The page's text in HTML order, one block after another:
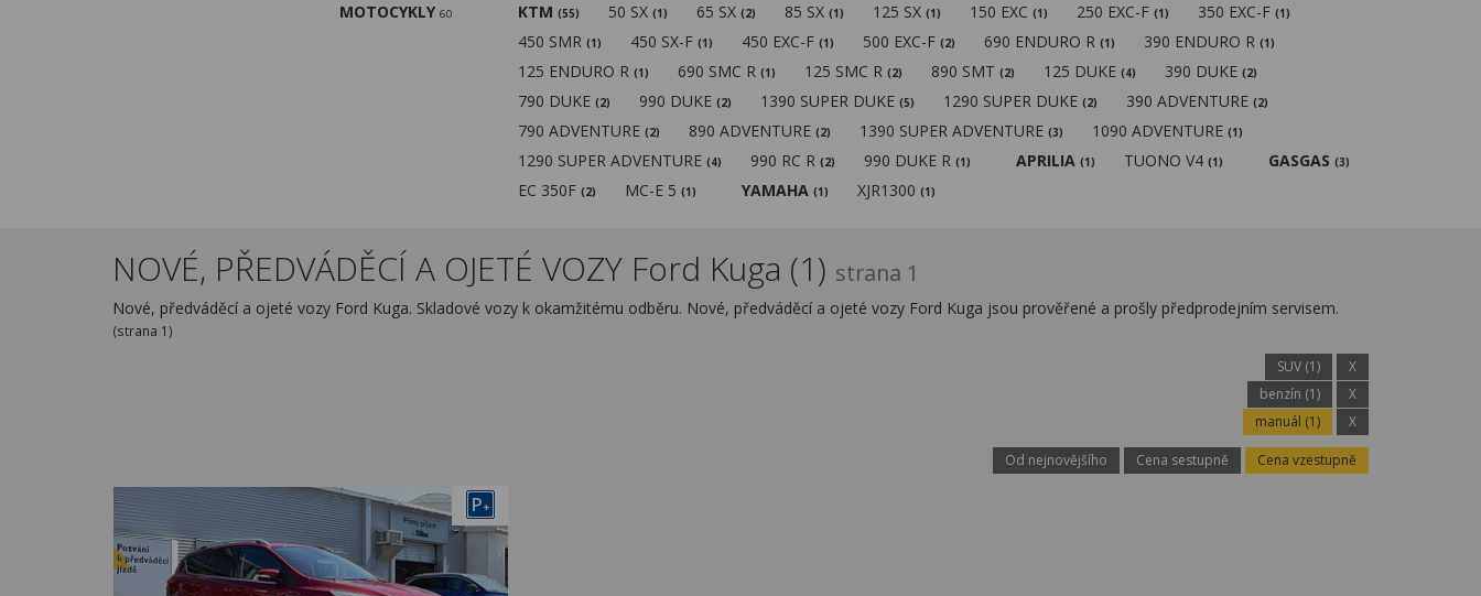
MOTOCYKLY 60 KTM (55) 50 SX(1) 65 SX(2) 85 SX(1) 125 SX(1) 150 EXC(1) 250 EXC-F(1) 350 EXC-F(1)
450 SMR(1) 450 SX-F(1) 450 EXC-F(1) 500 EXC-F(2) 690 ENDURO R(1) 390 ENDURO R(1)
125 ENDURO R(1) 690 SMC R(1) 125 SMC R(2) 890 SMT(2) 125 DUKE(4) 390 DUKE(2)
790 DUKE(2) 990 DUKE(2) 1390 SUPER DUKE(5) 1290 SUPER DUKE(2) 390 ADVENTURE(2)
790 ADVENTURE(2) 890 ADVENTURE(2) 1390 SUPER ADVENTURE(3) 1090 ADVENTURE(1)
1290 SUPER ADVENTURE(4) 990 RC R(2) 990 DUKE R(1) APRILIA (1) TUONO V4(1) GASGAS (3)
EC 350F(2) MC-E 5(1) YAMAHA (1) XJR1300(1)
NOVÉ, PŘEDVÁDĚCÍ A OJETÉ VOZY Ford Kuga (1) strana 1
Nové, předváděcí a ojeté vozy Ford Kuga. Skladové vozy k okamžitému odběru. Nové, předváděcí a ojeté vozy Ford Kuga jsou prověřené a prošly předprodejním servisem.
(strana 1)
SUV (1)
X
benzín (1)
X
manuál (1)
X
Od nejnovějšího Cena sestupně Cena vzestupně
P+